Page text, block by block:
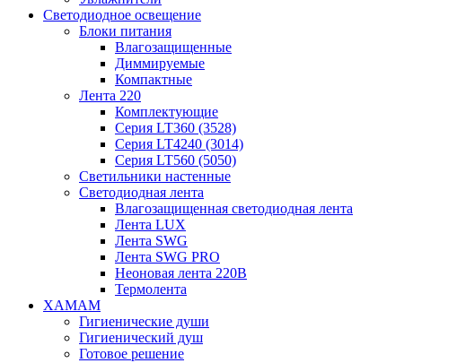
Светодиодное освещение
Блоки питания
Влагозащищенные
Диммируемые
Компактные
Лента 220
Комплектующие
Серия LT360 (3528)
Серия LT4240 (3014)
Серия LT560 (5050)
Светильники настенные
Светодиодная лента
Влагозащищенная светодиодная лента
Лента LUX
Лента SWG
Лента SWG PRO
Неоновая лента 220В
Термолента
ХАМАМ
Гигиенические души
Гигиенический душ
Готовое решение